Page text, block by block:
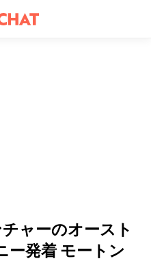
ャーのオースト
ー発着 モートン